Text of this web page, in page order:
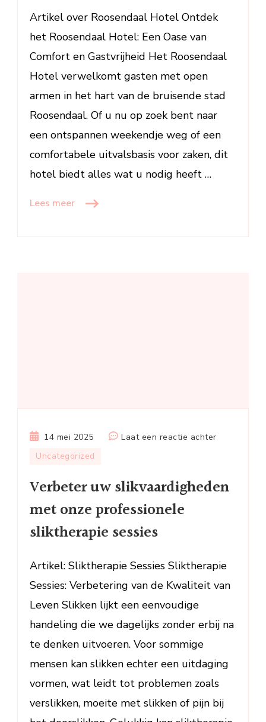
Hotel
Artikel over Roosendaal Hotel Ontdek
het Roosendaal Hotel: Een Oase van
Comfort en Gastvrijheid Het Roosendaal
Hotel verwelkomt gasten met open
armen in het hart van de bruisende stad
Roosendaal. Of u nu op zoek bent naar
een ontspannen weekendje weg of een
comfortabele uitvalsbasis voor zaken, dit
hotel biedt alles wat u nodig heeft …
Lees meer
14 mei 2025 Laat een reactie achterop
sessies
Uncategorized
Verbeter uw slikvaardigheden
met onze professionele
sliktherapie sessies
Artikel: Sliktherapie Sessies Sliktherapie
Sessies: Verbetering van de Kwaliteit van
Leven Slikken lijkt een eenvoudige
handeling die we dagelijks zonder erbij na
te denken uitvoeren. Voor sommige
mensen kan slikken echter een uitdaging
vormen, wat leidt tot problemen zoals
verslikken, moeite met slikken of pijn bij